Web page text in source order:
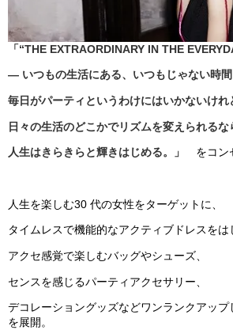
「“THE EXTRAORDINARY IN THE
— いつもの生活にある、いつもじゃない時間
毎日がパーティというわけにはいかないけれ
日々の生活のどこかでリズムを変えられるな
人生はきらきらと輝きはじめる。」 をコン
人生を楽しむ30 代の女性をターゲットに、
タイムレスで機能的なアクティブドレスをは
アクセ感覚で楽しむバッグやシューズ、
センスを感じるパーティアクセサリー、
デコレーショングッズなどワンランクアップ
を展開。